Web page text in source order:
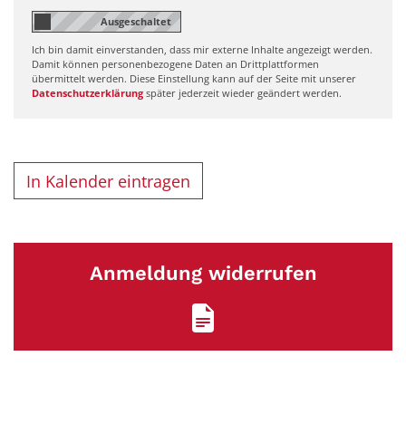
Ich bin damit einverstanden, dass mir externe Inhalte angezeigt werden.
Damit können personenbezogene Daten an Drittplattformen
übermittelt werden. Diese Einstellung kann auf der Seite mit unserer
Datenschutzerklärung später jederzeit wieder geändert werden.
In Kalender eintragen
Anmeldung widerrufen